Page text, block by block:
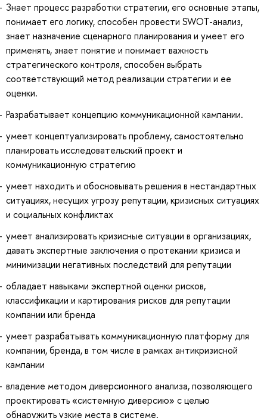
Знает процесс разработки стратегии, его основные этапы,
понимает его логику, способен провести SWOT-анализ,
знает назначение сценарного планирования и умеет его
применять, знает понятие и понимает важность
стратегического контроля, способен выбрать
соответствующий метод реализации стратегии и ее
оценки.
Разрабатывает концепцию коммуникационной кампании.
умеет концептуализировать проблему, самостоятельно
планировать исследовательский проект и
коммуникационную стратегию
умеет находить и обосновывать решения в нестандартных
ситуациях, несущих угрозу репутации, кризисных ситуациях
и социальных конфликтах
умеет анализировать кризисные ситуации в организациях,
давать экспертные заключения о протекании кризиса и
минимизации негативных последствий для репутации
обладает навыками экспертной оценки рисков,
классификации и картирования рисков для репутации
компании или бренда
умеет разрабатывать коммуникационную платформу для
компании, бренда, в том числе в рамках антикризисной
кампании
владение методом диверсионного анализа, позволяющего
проектировать «системную диверсию» с целью
обнаружить узкие места в системе.